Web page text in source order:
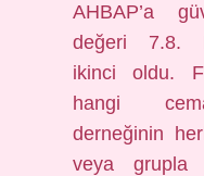
AHBAP’a
değeri 7.8.
ikinci oldu.
hangi
derneğinin
veya grupla